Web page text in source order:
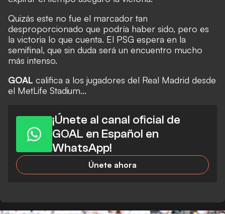
Quizás este no fue el marcador tan
desproporcionado que podría haber sido, pero es
la victoria lo que cuenta. El PSG espera en la
semifinal, que sin duda será un encuentro mucho
más intenso.
GOAL califica a los jugadores del Real Madrid desde
el MetLife Stadium...
¡Únete al canal oficial de
GOAL en Español en
WhatsApp!
Únete ahora